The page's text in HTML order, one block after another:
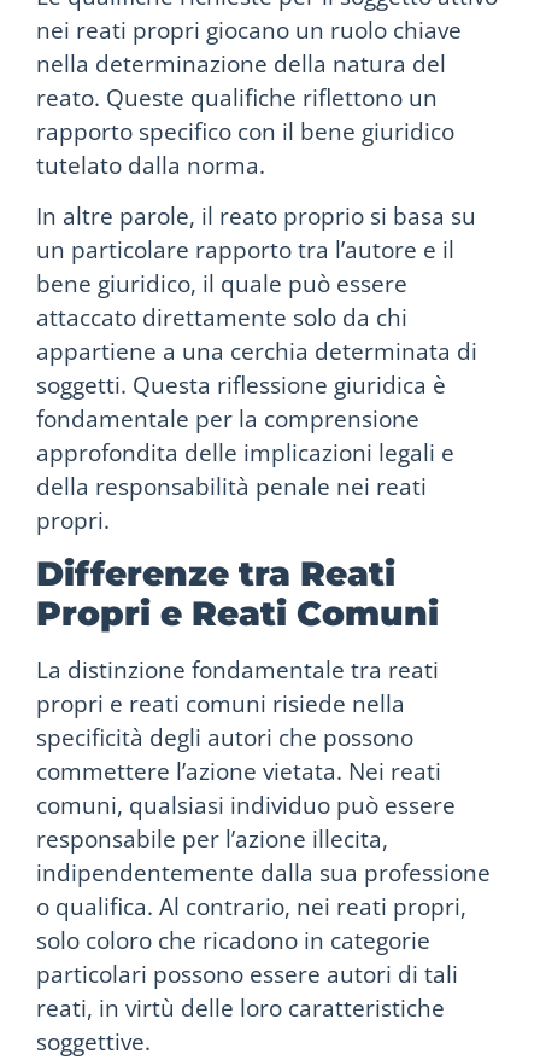
nei reati propri giocano un ruolo chiave
nella determinazione della natura del
reato. Queste qualifiche riflettono un
rapporto specifico con il bene giuridico
tutelato dalla norma.
In altre parole, il reato proprio si basa su
un particolare rapporto tra l’autore e il
bene giuridico, il quale può essere
attaccato direttamente solo da chi
appartiene a una cerchia determinata di
soggetti. Questa riflessione giuridica è
fondamentale per la comprensione
approfondita delle implicazioni legali e
della responsabilità penale nei reati
propri.
Differenze tra Reati
Propri e Reati Comuni
La distinzione fondamentale tra reati
propri e reati comuni risiede nella
specificità degli autori che possono
commettere l’azione vietata. Nei reati
comuni, qualsiasi individuo può essere
responsabile per l’azione illecita,
indipendentemente dalla sua professione
o qualifica. Al contrario, nei reati propri,
solo coloro che ricadono in categorie
particolari possono essere autori di tali
reati, in virtù delle loro caratteristiche
soggettive.